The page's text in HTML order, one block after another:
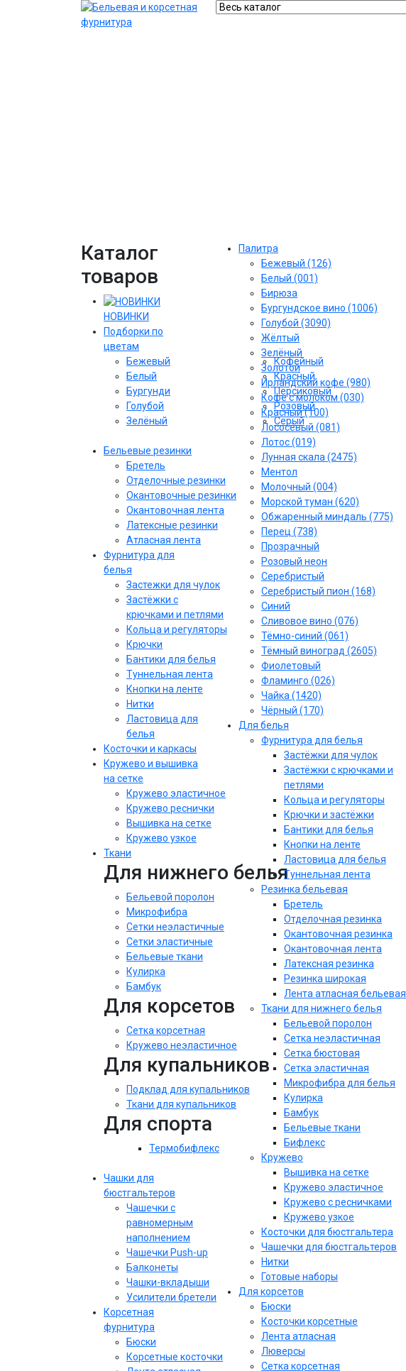
Каталог
товаров
НОВИНКИ
Подборки по
цветам
Бежевый
Белый
Бургунди
Голубой
Зелёный
Кофейный
Красный
Персиковый
Розовый
Серый
Бельевые резинки
Бретель
Отделочные резинки
Окантовочные резинки
Окантовочная лента
Латексные резинки
Атласная лента
Фурнитура для
белья
Застежки для чулок
Застёжки с
крючками и петлями
Кольца и регуляторы
Крючки
Бантики для белья
Туннельная лента
Кнопки на ленте
Нитки
Ластовица для
белья
Косточки и каркасы
Кружево и вышивка
на сетке
Кружево эластичное
Кружево реснички
Вышивка на сетке
Кружево узкое
Ткани
Для нижнего белья
Бельевой поролон
Микрофибра
Сетки неэластичные
Сетки эластичные
Бельевые ткани
Кулирка
Бамбук
Для корсетов
Сетка корсетная
Кружево неэластичное
Для купальников
Подклад для купальников
Ткани для купальников
Для спорта
Термобифлекс
Чашки для
бюстгальтеров
Чашечки с
равномерным
наполнением
Чашечки Push-up
Балконеты
Чашки-вкладыши
Усилители бретели
Корсетная
фурнитура
Бюски
Корсетные косточки
Палитра
Бежевый (126)
Белый (001)
Бирюза
Бургундское вино (1006)
Голубой (3090)
Жёлтый
Зелёный
Золотой
Ирландский кофе (980)
Кофе с молоком (030)
Красный (100)
Лососёвый (081)
Лотос (019)
Лунная скала (2475)
Ментол
Молочный (004)
Морской туман (620)
Обжаренный миндаль (775)
Перец (738)
Прозрачный
Розовый неон
Серебристый
Серебристый пион (168)
Синий
Сливовое вино (076)
Тёмно-синий (061)
Тёмный виноград (2605)
Фиолетовый
Фламинго (026)
Чайка (1420)
Чёрный (170)
Для белья
Фурнитура для белья
Застёжки для чулок
Застёжки с крючками и
петлями
Кольца и регуляторы
Крючки и застёжки
Бантики для белья
Кнопки на ленте
Ластовица для белья
Туннельная лента
Резинка бельевая
Бретель
Отделочная резинка
Окантовочная резинка
Окантовочная лента
Латексная резинка
Резинка широкая
Лента атласная бельевая
Ткани для нижнего белья
Бельевой поролон
Сетка неэластичная
Сетка бюстовая
Сетка эластичная
Микрофибра для белья
Кулирка
Бамбук
Бельевые ткани
Бифлекс
Кружево
Вышивка на сетке
Кружево эластичное
Кружево с ресничками
Кружево узкое
Косточки для бюстгальтера
Чашечки для бюстгальтеров
Нитки
Готовые наборы
Для корсетов
Бюски
Косточки корсетные
Лента атласная
Люверсы
Сетка корсетная